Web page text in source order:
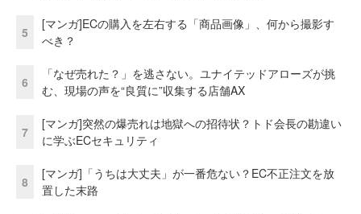
5
[マンガ]ECの購入を左右する「商品画像」、何から撮影す
べき？
6
「なぜ売れた？」を逃さない。ユナイテッドアローズが挑
む、現場の声を“良質に”収集する店舗AX
7
[マンガ]突然の爆売れは地獄への招待状？トド会長の勘違い
に学ぶECセキュリティ
8
[マンガ]「うちは大丈夫」が一番危ない？EC不正注文を放
置した末路